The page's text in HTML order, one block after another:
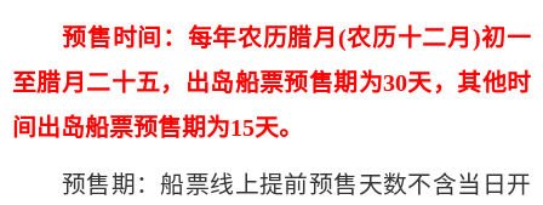
预售时间：每年农历腊月(农历十二月)初一
至腊月二十五，出岛船票预售期为30天，其他时
间出岛船票预售期为15天。
预售期：船票线上提前预售天数不含当日开